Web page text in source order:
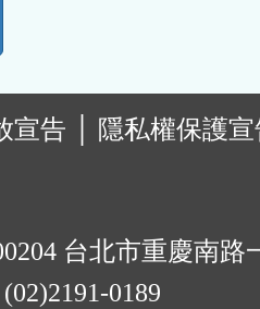
宣告
隱私權保護
台北市重慶南路
0189